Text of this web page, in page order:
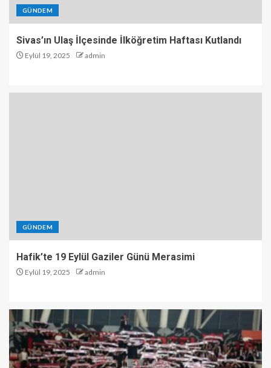
GÜNDEM
Sivas’ın Ulaş İlçesinde İlköğretim Haftası Kutlandı
Eylül 19, 2025 admin
GÜNDEM
Hafik’te 19 Eylül Gaziler Günü Merasimi
Eylül 19, 2025 admin